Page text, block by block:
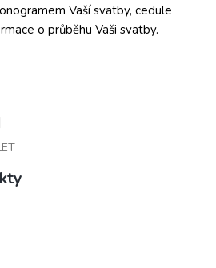
Vaší svatby, cedule
o průběhu Vaši svatby.